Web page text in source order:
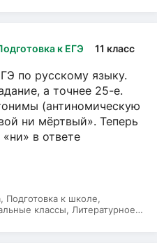
к ЕГЭ 11 класс
по русскому языку.
а точнее 25-е.
(антиномическую
ни мёртвый». Теперь
в ответе
Подготовка к школе,
классы, Литературное